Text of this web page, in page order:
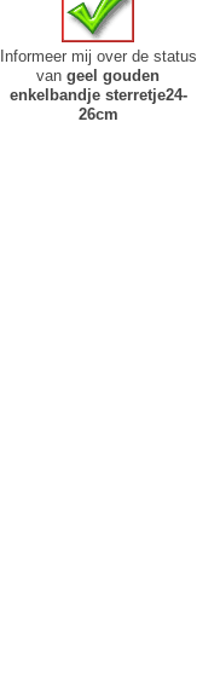
Informeer mij over de status
vangeel gouden
enkelbandje sterretje24-
26cm